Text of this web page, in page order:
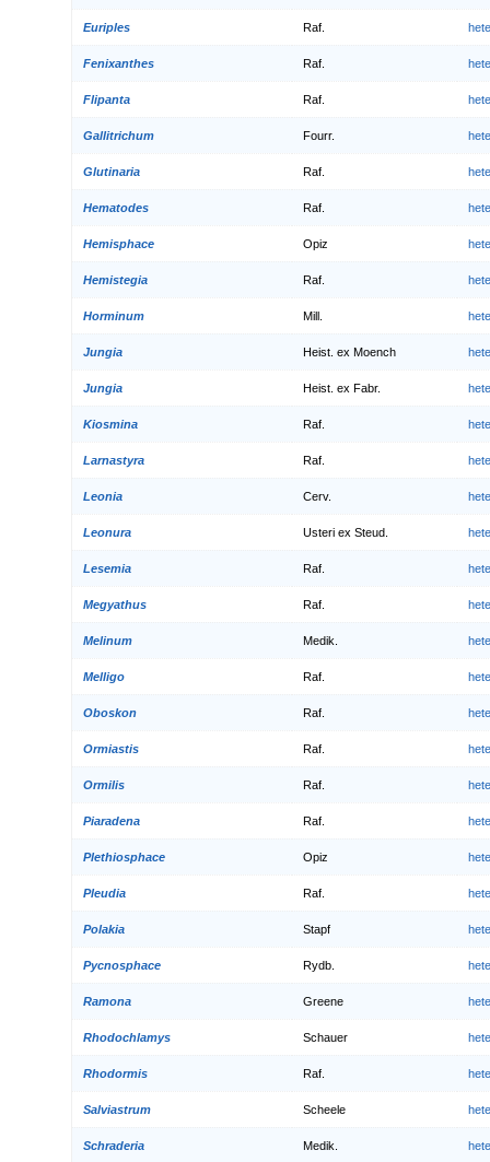
Euriples Raf.
Fenixanthes Raf.
Flipanta Raf.
Gallitrichum Fourr.
Glutinaria Raf.
Hematodes Raf.
Hemisphace Opiz
Hemistegia Raf.
Horminum Mill.
Jungia Heist. ex Moench
Jungia Heist. ex Fabr.
Kiosmina Raf.
Larnastyra Raf.
Leonia Cerv.
Leonura Usteri ex Steud.
Lesemia Raf.
Megyathus Raf.
Melinum Medik.
Melligo Raf.
Oboskon Raf.
Ormiastis Raf.
Ormilis Raf.
Piaradena Raf.
Plethiosphace Opiz
Pleudia Raf.
Polakia Stapf
Pycnosphace Rydb.
Ramona Greene
Rhodochlamys Schauer
Rhodormis Raf.
Salviastrum Scheele
Schraderia Medik.